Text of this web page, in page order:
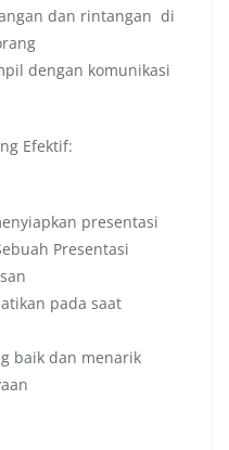
dan rintangan di
dengan komunikasi
Efektif:
presentasi
Presentasi
pada saat
baik dan menarik